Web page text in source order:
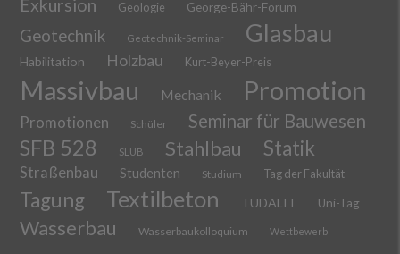
Exkursion Geologie George-Bähr-Forum
Geotechnik Geotechnik-Seminar Glasbau
Habilitation Holzbau Kurt-Beyer-Preis
Massivbau Mechanik Promotion
Promotionen Schüler Seminar für Bauwesen
SFB 528 SLUB Stahlbau Statik
Straßenbau Studenten Studium Tag der Fakultät
Tagung Textilbeton TUDALIT Uni-Tag
Wasserbau Wasserbaukolloquium Wettbewerb